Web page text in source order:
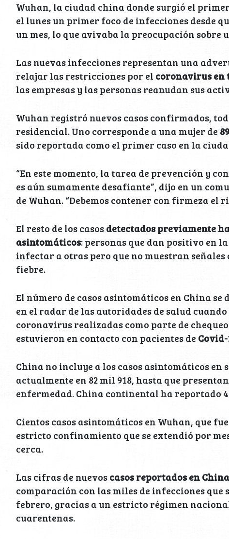
Wuhan, la ciudad china donde surgió el
el lunes un primer foco de infecciones desde
un mes, lo que avivaba la preocupación sobre
Las nuevas infecciones representan una
relajar las restricciones por el coronavirus en
las empresas y las personas reanudan sus
Wuhan registró nuevos casos confirmados,
residencial. Uno corresponde a una mujer de
sido reportada como el primer caso en la
“En este momento, la tarea de prevención y
es aún sumamente desafiante”, dijo en un
de Wuhan. “Debemos contener con firmeza el
El resto de los casosdetectados previamente
asintomáticos: personas que dan positivo en
infectar a otras pero que no muestran
fiebre.
El número de casos asintomáticos en China se
en el radar de las autoridades de salud
coronavirus realizadas como parte de
estuvieron en contacto con pacientes de Covid-
China no incluye a los casos asintomáticos en
actualmente en 82 mil 918, hasta que
enfermedad. China continental ha reportado
Cientos casos asintomáticos en Wuhan, que
estricto confinamiento que se extendió por
cerca.
Las cifras de nuevoscasos reportados en China
comparación con las miles de infecciones
febrero, gracias a un estricto régimen
cuarentenas.